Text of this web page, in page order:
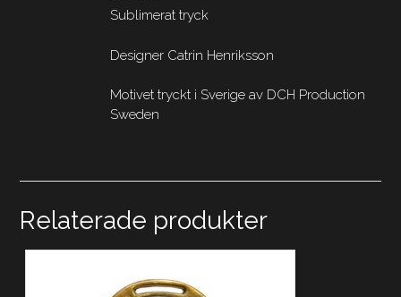
Sublimerat tryck
Designer Catrin Henriksson
Motivet tryckt i Sverige av DCH Production
Sweden
Relaterade produkter